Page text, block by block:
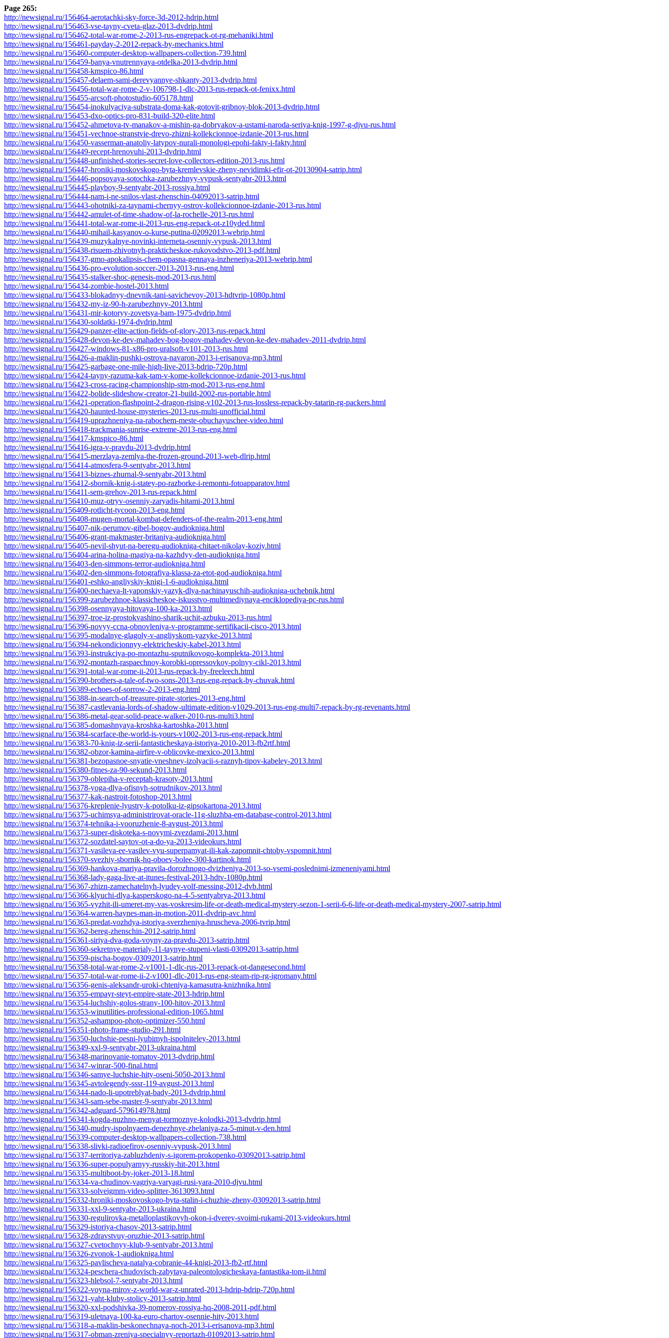
Page 265:
http://newsignal.ru/156464-aerotachki-sky-force-3d-2012-hdrip.html
http://newsignal.ru/156463-vse-tayny-cveta-glaz-2013-dvdrip.html
http://newsignal.ru/156462-total-war-rome-2-2013-rus-engrepack-ot-rg-mehaniki.html
http://newsignal.ru/156461-payday-2-2012-repack-by-mechanics.html
http://newsignal.ru/156460-computer-desktop-wallpapers-collection-739.html
http://newsignal.ru/156459-banya-vnutrennyaya-otdelka-2013-dvdrip.html
http://newsignal.ru/156458-kmspico-86.html
http://newsignal.ru/156457-delaem-sami-derevyannye-shkanty-2013-dvdrip.html
http://newsignal.ru/156456-total-war-rome-2-v-106798-1-dlc-2013-rus-repack-ot-fenixx.html
http://newsignal.ru/156455-arcsoft-photostudio-605178.html
http://newsignal.ru/156454-inokulyaciya-substrata-doma-kak-gotovit-gribnoy-blok-2013-dvdrip.html
http://newsignal.ru/156453-dxo-optics-pro-831-build-320-elite.html
http://newsignal.ru/156452-ahmetova-tv-manakov-a-mishin-ga-dobryakov-a-ustami-naroda-seriya-knig-1997-g-djvu-rus.html
http://newsignal.ru/156451-vechnoe-stranstvie-drevo-zhizni-kollekcionnoe-izdanie-2013-rus.html
http://newsignal.ru/156450-vasserman-anatoliy-latypov-nurali-monologi-epohi-fakty-i-fakty.html
http://newsignal.ru/156449-recept-hrenovuhi-2013-dvdrip.html
http://newsignal.ru/156448-unfinished-stories-secret-love-collectors-edition-2013-rus.html
http://newsignal.ru/156447-hroniki-moskovskogo-byta-kremlevskie-zheny-nevidimki-efir-ot-20130904-satrip.html
http://newsignal.ru/156446-popsovaya-sotochka-zarubezhnyy-vypusk-sentyabr-2013.html
http://newsignal.ru/156445-playboy-9-sentyabr-2013-rossiya.html
http://newsignal.ru/156444-nam-i-ne-snilos-vlast-zhenschin-04092013-satrip.html
http://newsignal.ru/156443-ohotniki-za-taynami-chernyy-ostrov-kollekcionnoe-izdanie-2013-rus.html
http://newsignal.ru/156442-amulet-of-time-shadow-of-la-rochelle-2013-rus.html
http://newsignal.ru/156441-total-war-rome-ii-2013-rus-eng-repack-ot-z10yded.html
http://newsignal.ru/156440-mihail-kasyanov-o-kurse-putina-02092013-webrip.html
http://newsignal.ru/156439-muzykalnye-novinki-interneta-osenniy-vypusk-2013.html
http://newsignal.ru/156438-risuem-zhivotnyh-prakticheskoe-rukovodstvo-2013-pdf.html
http://newsignal.ru/156437-gmo-apokalipsis-chem-opasna-gennaya-inzheneriya-2013-webrip.html
http://newsignal.ru/156436-pro-evolution-soccer-2013-2013-rus-eng.html
http://newsignal.ru/156435-stalker-shoc-genesis-mod-2013-rus.html
http://newsignal.ru/156434-zombie-hostel-2013.html
http://newsignal.ru/156433-blokadnyy-dnevnik-tani-savichevoy-2013-hdtvrip-1080p.html
http://newsignal.ru/156432-my-iz-90-h-zarubezhnyy-2013.html
http://newsignal.ru/156431-mir-kotoryy-zovetsya-bam-1975-dvdrip.html
http://newsignal.ru/156430-soldatki-1974-dvdrip.html
http://newsignal.ru/156429-panzer-elite-action-fields-of-glory-2013-rus-repack.html
http://newsignal.ru/156428-devon-ke-dev-mahadev-bog-bogov-mahadev-devon-ke-dev-mahadev-2011-dvdrip.html
http://newsignal.ru/156427-windows-81-x86-pro-uralsoft-v101-2013-rus.html
http://newsignal.ru/156426-a-maklin-pushki-ostrova-navaron-2013-i-erisanova-mp3.html
http://newsignal.ru/156425-garbage-one-mile-high-live-2013-bdrip-720p.html
http://newsignal.ru/156424-tayny-razuma-kak-tam-v-kome-kollekcionnoe-izdanie-2013-rus.html
http://newsignal.ru/156423-cross-racing-championship-stm-mod-2013-rus-eng.html
http://newsignal.ru/156422-bolide-slideshow-creator-21-build-2002-rus-portable.html
http://newsignal.ru/156421-operation-flashpoint-2-dragon-rising-v102-2013-rus-lossless-repack-by-tatarin-rg-packers.html
http://newsignal.ru/156420-haunted-house-mysteries-2013-rus-multi-unofficial.html
http://newsignal.ru/156419-uprazhneniya-na-rabochem-meste-obuchayuschee-video.html
http://newsignal.ru/156418-trackmania-sunrise-extreme-2013-rus-eng.html
http://newsignal.ru/156417-kmspico-86.html
http://newsignal.ru/156416-igra-v-pravdu-2013-dvdrip.html
http://newsignal.ru/156415-merzlaya-zemlya-the-frozen-ground-2013-web-dlrip.html
http://newsignal.ru/156414-atmosfera-9-sentyabr-2013.html
http://newsignal.ru/156413-biznes-zhurnal-9-sentyabr-2013.html
http://newsignal.ru/156412-sbornik-knig-i-statey-po-razborke-i-remontu-fotoapparatov.html
http://newsignal.ru/156411-sem-grehov-2013-rus-repack.html
http://newsignal.ru/156410-muz-otryv-osenniy-zaryadis-hitami-2013.html
http://newsignal.ru/156409-rotlicht-tycoon-2013-eng.html
http://newsignal.ru/156408-mugen-mortal-kombat-defenders-of-the-realm-2013-eng.html
http://newsignal.ru/156407-nik-perumov-gibel-bogov-audiokniga.html
http://newsignal.ru/156406-grant-makmaster-britaniya-audiokniga.html
http://newsignal.ru/156405-nevil-shyut-na-beregu-audiokniga-chitaet-nikolay-koziy.html
http://newsignal.ru/156404-arina-holina-magiya-na-kazhdyy-den-audiokniga.html
http://newsignal.ru/156403-den-simmons-terror-audiokniga.html
http://newsignal.ru/156402-den-simmons-fotografiya-klassa-za-etot-god-audiokniga.html
http://newsignal.ru/156401-eshko-angliyskiy-knigi-1-6-audiokniga.html
http://newsignal.ru/156400-nechaeva-lt-yaponskiy-yazyk-dlya-nachinayuschih-audiokniga-uchebnik.html
http://newsignal.ru/156399-zarubezhnoe-klassicheskoe-iskusstvo-multimediynaya-enciklopediya-pc-rus.html
http://newsignal.ru/156398-osennyaya-hitovaya-100-ka-2013.html
http://newsignal.ru/156397-troe-iz-prostokvashino-sharik-uchit-azbuku-2013-rus.html
http://newsignal.ru/156396-novyy-ccna-obnovleniya-v-programme-sertifikacii-cisco-2013.html
http://newsignal.ru/156395-modalnye-glagoly-v-angliyskom-yazyke-2013.html
http://newsignal.ru/156394-nekondicionnyy-elektricheskiy-kabel-2013.html
http://newsignal.ru/156393-instrukciya-po-montazhu-sputnikovogo-komplekta-2013.html
http://newsignal.ru/156392-montazh-raspaechnoy-korobki-opressovkoy-polnyy-cikl-2013.html
http://newsignal.ru/156391-total-war-rome-ii-2013-rus-repack-by-freeleech.html
http://newsignal.ru/156390-brothers-a-tale-of-two-sons-2013-rus-eng-repack-by-chuvak.html
http://newsignal.ru/156389-echoes-of-sorrow-2-2013-eng.html
http://newsignal.ru/156388-in-search-of-treasure-pirate-stories-2013-eng.html
http://newsignal.ru/156387-castlevania-lords-of-shadow-ultimate-edition-v1029-2013-rus-eng-multi7-repack-by-rg-revenants.html
http://newsignal.ru/156386-metal-gear-solid-peace-walker-2010-rus-multi3.html
http://newsignal.ru/156385-domashnyaya-kroshka-kartoshka-2013.html
http://newsignal.ru/156384-scarface-the-world-is-yours-v1002-2013-rus-eng-repack.html
http://newsignal.ru/156383-70-knig-iz-serii-fantasticheskaya-istoriya-2010-2013-fb2rtf.html
http://newsignal.ru/156382-obzor-kamina-airfire-v-oblicovke-mexico-2013.html
http://newsignal.ru/156381-bezopasnoe-snyatie-vneshney-izolyacii-s-raznyh-tipov-kabeley-2013.html
http://newsignal.ru/156380-fitnes-za-90-sekund-2013.html
http://newsignal.ru/156379-oblepiha-v-receptah-krasoty-2013.html
http://newsignal.ru/156378-yoga-dlya-ofisnyh-sotrudnikov-2013.html
http://newsignal.ru/156377-kak-nastroit-fotoshop-2013.html
http://newsignal.ru/156376-kreplenie-lyustry-k-potolku-iz-gipsokartona-2013.html
http://newsignal.ru/156375-uchimsya-administrirovat-oracle-11g-sluzhba-em-database-control-2013.html
http://newsignal.ru/156374-tehnika-i-vooruzhenie-8-avgust-2013.html
http://newsignal.ru/156373-super-diskoteka-s-novymi-zvezdami-2013.html
http://newsignal.ru/156372-sozdatel-saytov-ot-a-do-ya-2013-videokurs.html
http://newsignal.ru/156371-vasileva-ee-vasilev-vyu-superpamyat-ili-kak-zapomnit-chtoby-vspomnit.html
http://newsignal.ru/156370-svezhiy-sbornik-hq-oboev-bolee-300-kartinok.html
http://newsignal.ru/156369-hankova-mariya-pravila-dorozhnogo-dvizheniya-2013-so-vsemi-poslednimi-izmeneniyami.html
http://newsignal.ru/156368-lady-gaga-live-at-itunes-festival-2013-hdtv-1080p.html
http://newsignal.ru/156367-zhizn-zamechatelnyh-lyudey-volf-messing-2012-dvb.html
http://newsignal.ru/156366-klyuchi-dlya-kasperskogo-na-4-5-sentyabrya-2013.html
http://newsignal.ru/156365-vyzhit-ili-umeret-my-vas-voskresim-life-or-death-medical-mystery-sezon-1-serii-6-6-life-or-death-medical-mystery-2007-satrip.html
http://newsignal.ru/156364-warren-haynes-man-in-motion-2011-dvdrip-avc.html
http://newsignal.ru/156363-predat-vozhdya-istoriya-sverzheniya-hruscheva-2006-tvrip.html
http://newsignal.ru/156362-bereg-zhenschin-2012-satrip.html
http://newsignal.ru/156361-siriya-dva-goda-voyny-za-pravdu-2013-satrip.html
http://newsignal.ru/156360-sekretnye-materialy-11-taynye-stupeni-vlasti-03092013-satrip.html
http://newsignal.ru/156359-pischa-bogov-03092013-satrip.html
http://newsignal.ru/156358-total-war-rome-2-v1001-1-dlc-rus-2013-repack-ot-dangesecond.html
http://newsignal.ru/156357-total-war-rome-ii-2-v1001-dlc-2013-rus-eng-steam-rip-rg-igromany.html
http://newsignal.ru/156356-genis-aleksandr-uroki-chteniya-kamasutra-knizhnika.html
http://newsignal.ru/156355-empayr-steyt-empire-state-2013-hdrip.html
http://newsignal.ru/156354-luchshiy-golos-strany-100-hitov-2013.html
http://newsignal.ru/156353-winutilities-professional-edition-1065.html
http://newsignal.ru/156352-ashampoo-photo-optimizer-550.html
http://newsignal.ru/156351-photo-frame-studio-291.html
http://newsignal.ru/156350-luchshie-pesni-lyubimyh-ispolniteley-2013.html
http://newsignal.ru/156349-xxl-9-sentyabr-2013-ukraina.html
http://newsignal.ru/156348-marinovanie-tomatov-2013-dvdrip.html
http://newsignal.ru/156347-winrar-500-final.html
http://newsignal.ru/156346-samye-luchshie-hity-oseni-5050-2013.html
http://newsignal.ru/156345-avtolegendy-sssr-119-avgust-2013.html
http://newsignal.ru/156344-nado-li-upotreblyat-bady-2013-dvdrip.html
http://newsignal.ru/156343-sam-sebe-master-9-sentyabr-2013.html
http://newsignal.ru/156342-adguard-579614978.html
http://newsignal.ru/156341-kogda-nuzhno-menyat-tormoznye-kolodki-2013-dvdrip.html
http://newsignal.ru/156340-mudry-ispolnyaem-denezhnye-zhelaniya-za-5-minut-v-den.html
http://newsignal.ru/156339-computer-desktop-wallpapers-collection-738.html
http://newsignal.ru/156338-slivki-radioefirov-osenniy-vypusk-2013.html
http://newsignal.ru/156337-territoriya-zabluzhdeniy-s-igorem-prokopenko-03092013-satrip.html
http://newsignal.ru/156336-super-populyarnyy-russkiy-hit-2013.html
http://newsignal.ru/156335-multiboot-by-joker-2013-18.html
http://newsignal.ru/156334-va-chudinov-vagriya-varyagi-rusi-yara-2010-djvu.html
http://newsignal.ru/156333-solveigmm-video-splitter-3613093.html
http://newsignal.ru/156332-hroniki-moskovoskogo-byta-stalin-i-chuzhie-zheny-03092013-satrip.html
http://newsignal.ru/156331-xxl-9-sentyabr-2013-ukraina.html
http://newsignal.ru/156330-regulirovka-metalloplastikovyh-okon-i-dverey-svoimi-rukami-2013-videokurs.html
http://newsignal.ru/156329-istoriya-chasov-2013-satrip.html
http://newsignal.ru/156328-zdravstvuy-oruzhie-2013-satrip.html
http://newsignal.ru/156327-cvetochnyy-klub-9-sentyabr-2013.html
http://newsignal.ru/156326-zvonok-1-audiokniga.html
http://newsignal.ru/156325-pavlischeva-natalya-cobranie-44-knigi-2013-fb2-rtf.html
http://newsignal.ru/156324-peschera-chudovisch-zabytaya-paleontologicheskaya-fantastika-tom-ii.html
http://newsignal.ru/156323-hlebsol-7-sentyabr-2013.html
http://newsignal.ru/156322-voyna-mirov-z-world-war-z-unrated-2013-hdrip-bdrip-720p.html
http://newsignal.ru/156321-yaht-kluby-stolicy-2013-satrip.html
http://newsignal.ru/156320-xxl-podshivka-39-nomerov-rossiya-hq-2008-2011-pdf.html
http://newsignal.ru/156319-uletnaya-100-ka-euro-chartov-osennie-hity-2013.html
http://newsignal.ru/156318-a-maklin-beskonechnaya-noch-2013-i-erisanova-mp3.html
http://newsignal.ru/156317-obman-zreniya-specialnyy-reportazh-01092013-satrip.html